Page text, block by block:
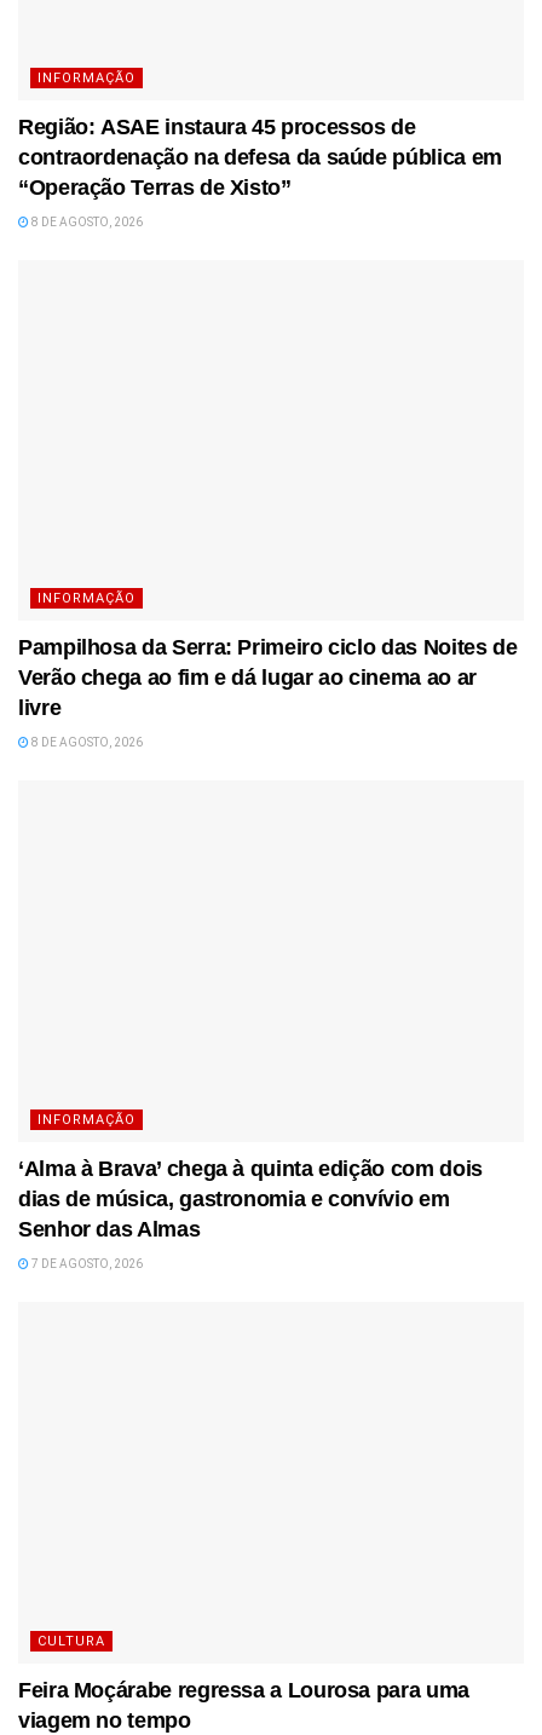
INFORMAÇÃO
Região: ASAE instaura 45 processos de
contraordenação na defesa da saúde pública em
“Operação Terras de Xisto”
8 DE AGOSTO, 2026
INFORMAÇÃO
Pampilhosa da Serra: Primeiro ciclo das Noites de
Verão chega ao fim e dá lugar ao cinema ao ar
livre
8 DE AGOSTO, 2026
INFORMAÇÃO
‘Alma à Brava’ chega à quinta edição com dois
dias de música, gastronomia e convívio em
Senhor das Almas
7 DE AGOSTO, 2026
CULTURA
Feira Moçárabe regressa a Lourosa para uma
viagem no tempo